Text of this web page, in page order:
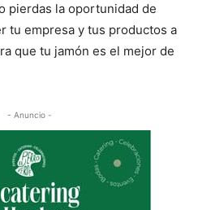
pierdas la oportunidad de
tu empresa y tus productos a
que tu jamón es el mejor de
- Anuncio -